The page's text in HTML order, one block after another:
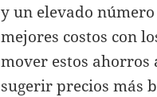
y un elevado
mejores costos con
mover estos ahorros
sugerir precios más